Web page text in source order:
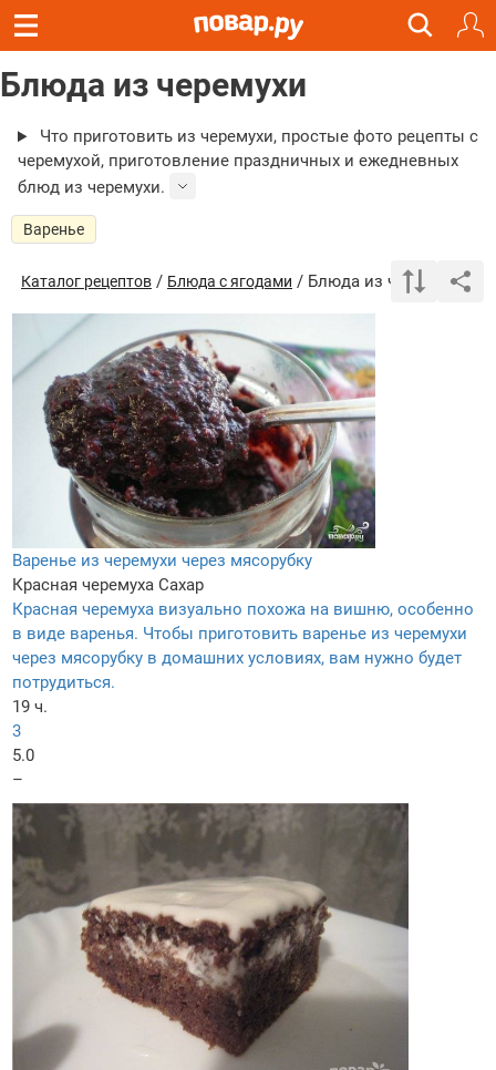
Блюда из черемухи
Что приготовить из черемухи, простые фото рецепты с
черемухой, приготовление праздничных и ежедневных
блюд из черемухи.
Варенье
Каталог рецептов / Блюда с ягодами / Блюда из черемухи
Варенье из черемухи через мясорубку
Красная черемуха Сахар
Красная черемуха визуально похожа на вишню, особенно
в виде варенья. Чтобы приготовить варенье из черемухи
через мясорубку в домашних условиях, вам нужно будет
потрудиться.
19 ч.
3
5.0
–